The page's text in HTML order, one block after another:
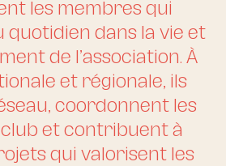
les membres qui
quotidien dans la vie et
de l’association. À
et régionale, ils
coordonnent les
et contribuent à
qui valorisent les